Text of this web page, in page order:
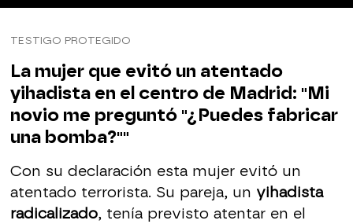
TESTIGO PROTEGIDO
La mujer que evitó un atentado
yihadista en el centro de Madrid: "Mi
novio me preguntó "¿Puedes fabricar
una bomba?""
Con su declaración esta mujer evitó un
atentado terrorista. Su pareja, un yihadista
radicalizado, tenía previsto atentar en el